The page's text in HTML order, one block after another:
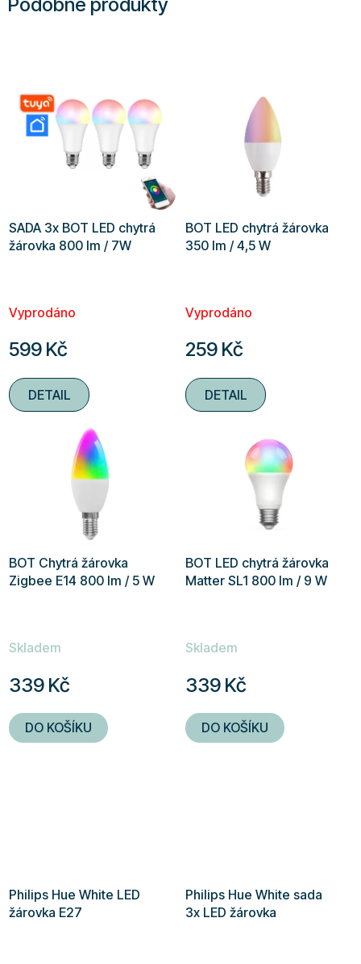
SADA 3x BOT LED chytrá
žárovka 800 lm / 7W
Vyprodáno
599 Kč
DETAIL
BOT LED chytrá žárovka
350 lm / 4,5 W
Vyprodáno
259 Kč
DETAIL
BOT Chytrá žárovka
Zigbee E14 800 lm / 5 W
Skladem
339 Kč
DO KOŠÍKU
BOT LED chytrá žárovka
Matter SL1 800 lm / 9 W
Skladem
339 Kč
DO KOŠÍKU
Philips Hue White LED
žárovka E27
Philips Hue White sada
3x LED žárovka